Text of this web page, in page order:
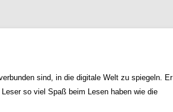
sind, in die digitale Welt zu spiegeln. Er
so viel Spaß beim Lesen haben wie die